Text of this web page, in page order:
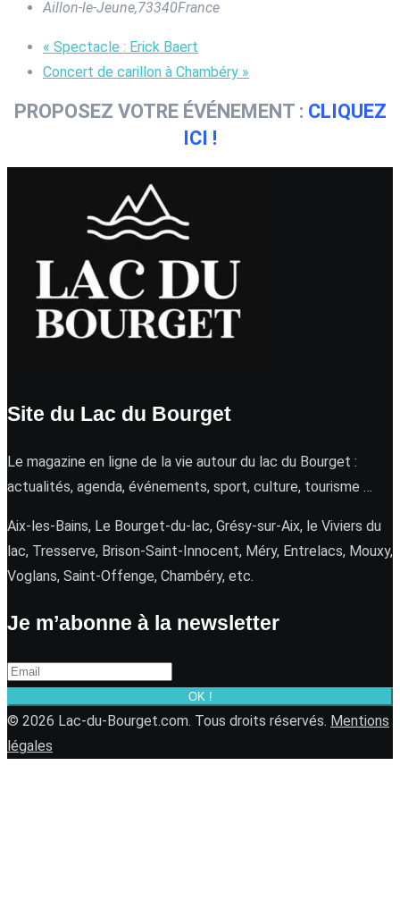
Aillon-le-Jeune,73340France
« Spectacle : Erick Baert
Concert de carillon à Chambéry »
PROPOSEZ VOTRE ÉVÉNEMENT : CLIQUEZ
ICI !
Site du Lac du Bourget
Le magazine en ligne de la vie autour du lac du Bourget :
actualités, agenda, événements, sport, culture, tourisme …
Aix-les-Bains, Le Bourget-du-lac, Grésy-sur-Aix, le Viviers du
lac, Tresserve, Brison-Saint-Innocent, Méry, Entrelacs, Mouxy,
Voglans, Saint-Offenge, Chambéry, etc.
Je m’abonne à la newsletter
OK !
© 2026 Lac-du-Bourget.com. Tous droits réservés. Mentions
légales